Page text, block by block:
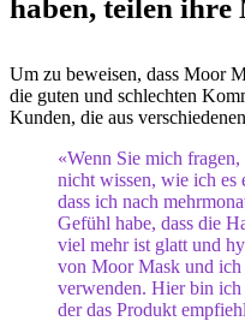
haben, teilen ihre
Um zu beweisen, dass Moor
die guten und schlechten
Kunden, die aus
«Wenn Sie mich
nicht wissen, wie ich es
dass ich nach
Gefühl habe, dass die
viel mehr ist glatt und
von Moor Mask und ich
verwenden. Hier bin
der das Produkt